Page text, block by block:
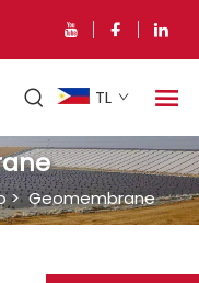
TL
>Geomembrane